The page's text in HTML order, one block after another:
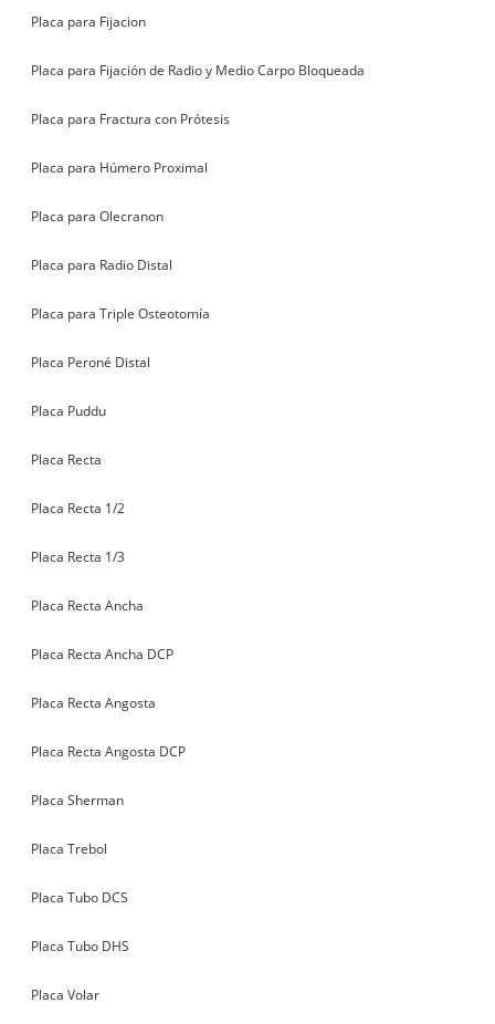
Placa para Fijacion
Placa para Fijación de Radio y Medio Carpo Bloqueada
Placa para Fractura con Prótesis
Placa para Húmero Proximal
Placa para Olecranon
Placa para Radio Distal
Placa para Triple Osteotomía
Placa Peroné Distal
Placa Puddu
Placa Recta
Placa Recta 1/2
Placa Recta 1/3
Placa Recta Ancha
Placa Recta Ancha DCP
Placa Recta Angosta
Placa Recta Angosta DCP
Placa Sherman
Placa Trebol
Placa Tubo DCS
Placa Tubo DHS
Placa Volar